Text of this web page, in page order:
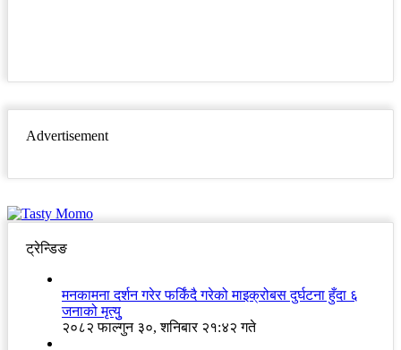
Advertisement
ट्रेन्डिङ
मनकामना दर्शन गरेर फर्किंदै गरेको माइक्रोबस दुर्घटना हुँदा ६
जनाको मृत्युु
२०८२ फाल्गुन ३०, शनिबार २१:४२ गते